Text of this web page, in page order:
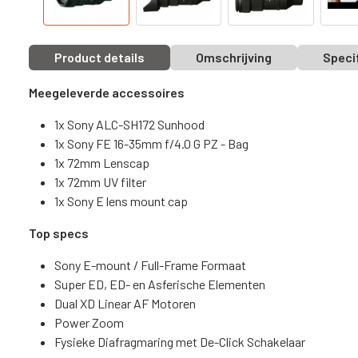
Product details Omschrijving
Meegeleverde accessoires
1x Sony ALC-SH172 Sunhood
1x Sony FE 16-35mm f/4.0 G PZ - Bag
1x 72mm Lenscap
1x 72mm UV filter
1x Sony E lens mount cap
Top specs
Sony E-mount / Full-Frame Formaat
Super ED, ED- en Asferische Elementen
Dual XD Linear AF Motoren
Power Zoom
Fysieke Diafragmaring met De-Click Schakelaar